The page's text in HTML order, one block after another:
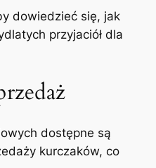
dowiedzieć się, jak
przyjaciół dla
dostępne są
kurczaków, co